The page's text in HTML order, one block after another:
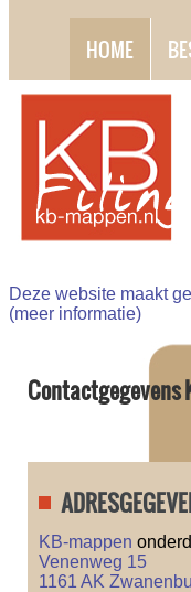
HOME
Contactgegevens
KB-mappen
Venenweg 15
1161 AK
Deze website maakt
(meer informatie)